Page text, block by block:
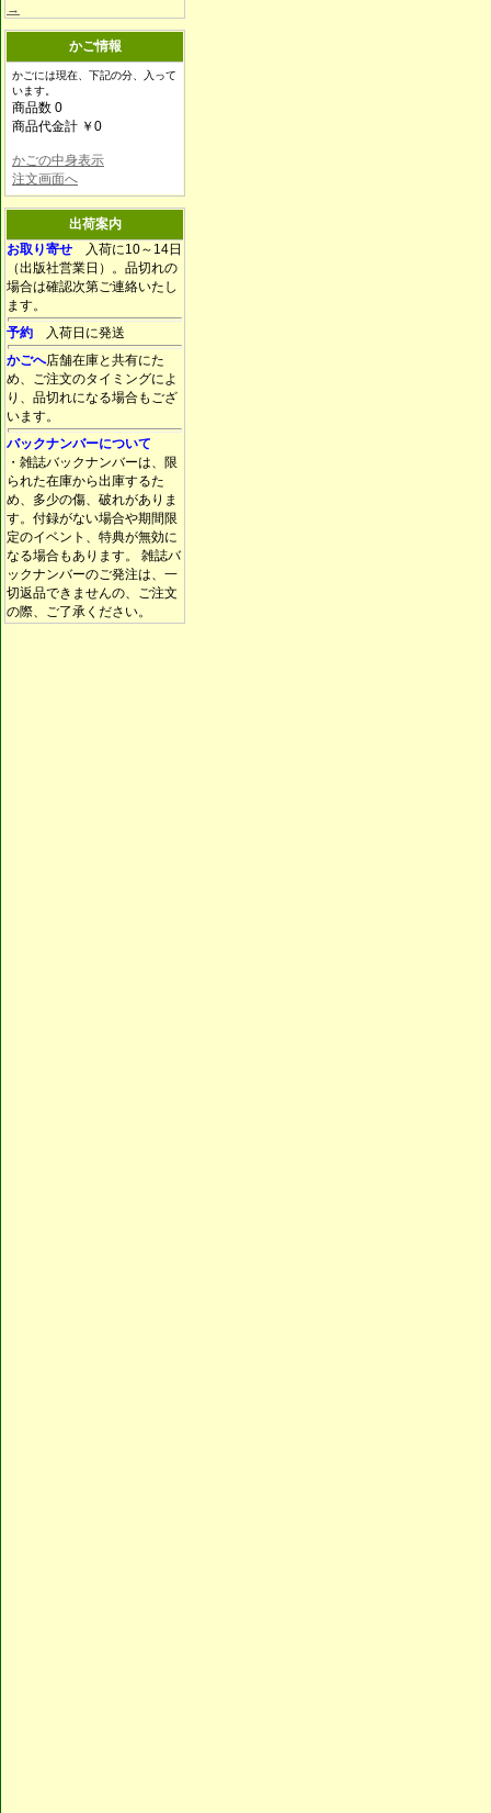
→
かご情報
かごには現在、下記の分、入って
います。
商品数 0
商品代金計 ￥0
かごの中身表示
注文画面へ
出荷案内
お取り寄せ 入荷に10～14日
（出版社営業日）。品切れの
場合は確認次第ご連絡いたし
ます。
予約 入荷日に発送
かごへ店舗在庫と共有にた
め、ご注文のタイミングによ
り、品切れになる場合もござ
います。
バックナンバーについて
・雑誌バックナンバーは、限
られた在庫から出庫するた
め、多少の傷、破れがありま
す。付録がない場合や期間限
定のイベント、特典が無効に
なる場合もあります。 雑誌バ
ックナンバーのご発注は、一
切返品できませんの、ご注文
の際、ご了承ください。